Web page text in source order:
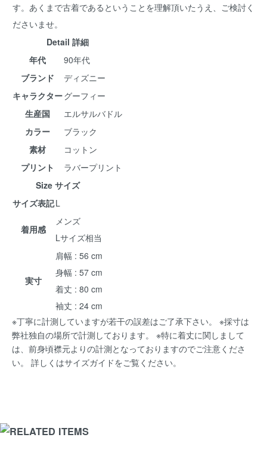
す。あくまで古着であるということを理解頂いたうえ、ご検討く
ださいませ。
Detail 詳細
年代
90年代
ブランド
ディズニー
キャラクターグーフィー
生産国
エルサルバドル
カラー
ブラック
素材
コットン
プリント
ラバープリント
Size サイズ
サイズ表記L
着用感
メンズ
Lサイズ相当
実寸
肩幅 : 56 cm
身幅 : 57 cm
着丈 : 80 cm
袖丈 : 24 cm
※丁寧に計測していますが若干の誤差はご了承下さい。 ※採寸は
弊社独自の場所で計測しております。 ※特に着丈に関しまして
は、前身頃襟元よりの計測となっておりますのでご注意くださ
い。 詳しくはサイズガイドをご覧ください。